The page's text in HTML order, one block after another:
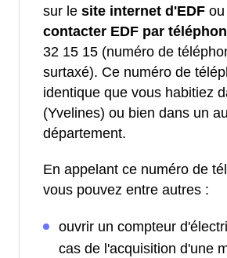
sur le site internet d'EDF
contacter EDF par
32 15 15 (numéro de
surtaxé). Ce numéro de
identique que vous habitiez
(Yvelines) ou bien dans un
département.
En appelant ce numéro de
vous pouvez entre autres :
ouvrir un compteur
cas de l'acquisition d'une